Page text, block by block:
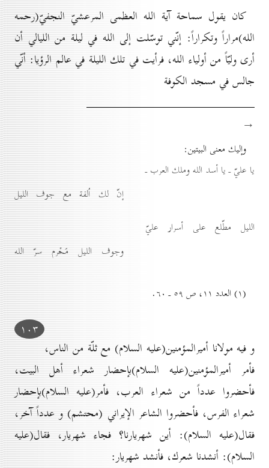
كان يقول سماحة آية الله العظمى المرعشيّ النجفيّ(رحمه
الله)مراراً وتكراراً: إنّني توسّلت إلى الله في ليلة من الليالي أن
أرى وليّاً من أولياء الله، فرأيت في تلك الليلة في عالم الرؤيا: أنّي
جالس في مسجد الكوفة
→
وإليك معنى البيتين:
يا عليّ ـ يا أسد الله وملك العرب ـ
إنّ لك اُلفة مع جوف الليل
الليل مطّلع على أسرار عليّ
وجوف الليل مَحْرم سرّ الله
(۱) العدد ۱۱، ص ٥۹ ـ ٦٠.
۱٠۳
و فيه مولانا أميرالمؤمنين(عليه السلام) مع ثلّة من الناس،
فأمر أميرالمؤمنين(عليه السلام)بإحضار شعراء أهل البيت،
فأحضروا عدداً من شعراء العرب، فأمر(عليه السلام)بإحضار
شعراء الفرس، فأحضروا الشاعر الإيراني (محتشم) و عدداً آخر،
فقال(عليه السلام): أين شهريارنا؟ فجاء شهريار، فقال(عليه
السلام): أنشدنا شعرك، فأنشد شهريار: